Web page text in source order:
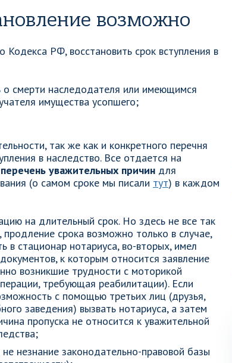
возможно
Кодекса РФ, восстановить срок вступления в
смерти наследодателя или имеющимся
имущества усопшего;
так же как и конкретного перечня
в наследство. Все отдается на
перечень уважительных причин для
(о самом сроке мы писали тут) в каждом
на длительный срок. Но здесь не все так
срока возможно только в случае,
в стационар нотариуса, во-вторых, имел
к которым относится заявление
возникшие трудности с моторикой
требующая реабилитации). Если
с помощью третьих лиц (друзья,
заведения) вызвать нотариуса, а затем
пропуска не относится к уважительной
незнание законодательно-правовой базы